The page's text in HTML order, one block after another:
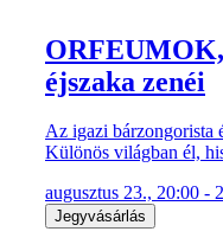
éjszaka zenéi
Az igazi bárzongorista
Különös világban él,
augusztus 23., 20:00 -
Jegyvásárlás